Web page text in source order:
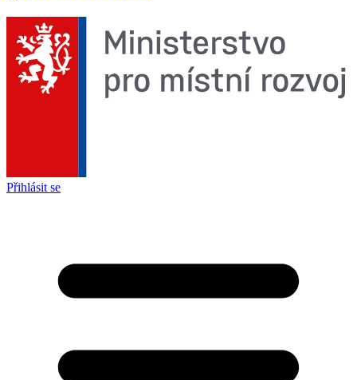
Přihlásit se